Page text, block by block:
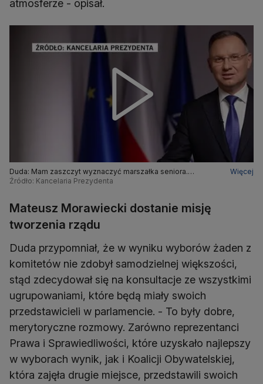
atmosferze - opisał.
Duda: Mam zaszczyt wyznaczyć marszałka seniora.
Zdecydowałem o powierzeniu tej funkcji Markowi
Więcej
Źródło: Kancelaria Prezydenta
Mateusz Morawiecki dostanie misję
tworzenia rządu
Duda przypomniał, że w wyniku wyborów żaden z
komitetów nie zdobył samodzielnej większości,
stąd zdecydował się na konsultacje ze wszystkimi
ugrupowaniami, które będą miały swoich
przedstawicieli w parlamencie. - To były dobre,
merytoryczne rozmowy. Zarówno reprezentanci
Prawa i Sprawiedliwości, które uzyskało najlepszy
w wyborach wynik, jak i Koalicji Obywatelskiej,
która zajęła drugie miejsce, przedstawili swoich